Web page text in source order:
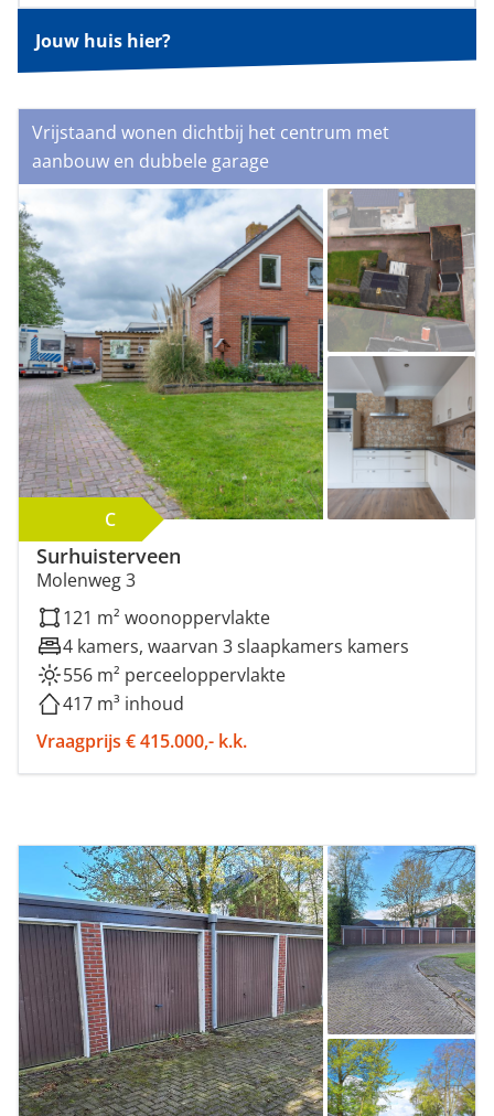
Jouw huis hier?
Vrijstaand wonen dichtbij het centrum met
aanbouw en dubbele garage
C
Surhuisterveen
Molenweg 3
121 m² woonoppervlakte
4 kamers, waarvan 3 slaapkamers kamers
556 m² perceeloppervlakte
417 m³ inhoud
Vraagprijs € 415.000,- k.k.